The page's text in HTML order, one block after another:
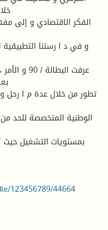
الفكر الاقتصادي و إلى
و في د ا رستنا التطبيقية
تطور من خلال عدة م ا رحل
الوطنية المتخصصة للحد
بمستويات التشغيل
123456789/44664